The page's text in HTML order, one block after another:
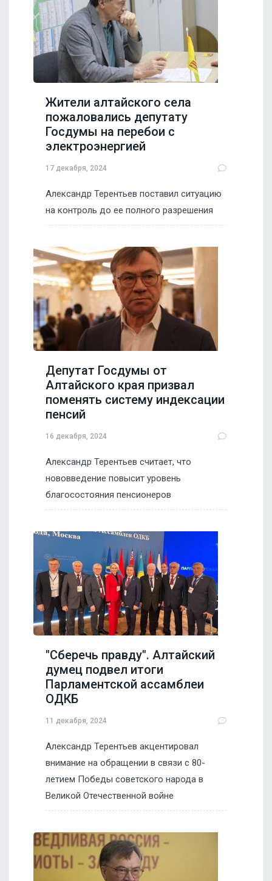
Жители алтайского села
пожаловались депутату
Госдумы на перебои с
электроэнергией
17 декабря, 2024
Александр Терентьев поставил ситуацию
на контроль до ее полного разрешения
Депутат Госдумы от
Алтайского края призвал
поменять систему индексации
пенсий
16 декабря, 2024
Александр Терентьев считает, что
нововведение повысит уровень
благосостояния пенсионеров
"Сберечь правду". Алтайский
думец подвел итоги
Парламентской ассамблеи
ОДКБ
11 декабря, 2024
Александр Терентьев акцентировал
внимание на обращении в связи с 80-
летием Победы советского народа в
Великой Отечественной войне